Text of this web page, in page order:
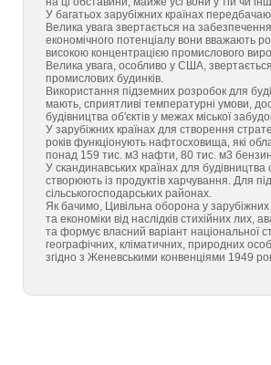
У багатьох зарубіжних країнах
Велика увага звертається на
економічного потенціалу вони вважають
високою концентрацією промислового
Велика увага, особливо у США,
промислових будинків.
Використання підземних розробок для
мають, сприятливі температурні умови,
будівництва об'єктів у межах міської
У зарубіжних країнах для створення
років функціонують нафтосховища, які
понад 159 тис. м3 нафти, 80 тис. м3
У скандинавських країнах для
створюють із продуктів харчування. Для
сільськогосподарських районах.
Як бачимо, Цивільна оборона у зарубіжних
та економіки від наслідків стихійних лих,
та формує власний варіант національної
географічних, кліматичних, природних
згідно з Женевськими конвенціями 1949